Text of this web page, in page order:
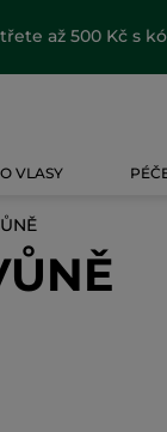
až 500 Kč s
VLASY